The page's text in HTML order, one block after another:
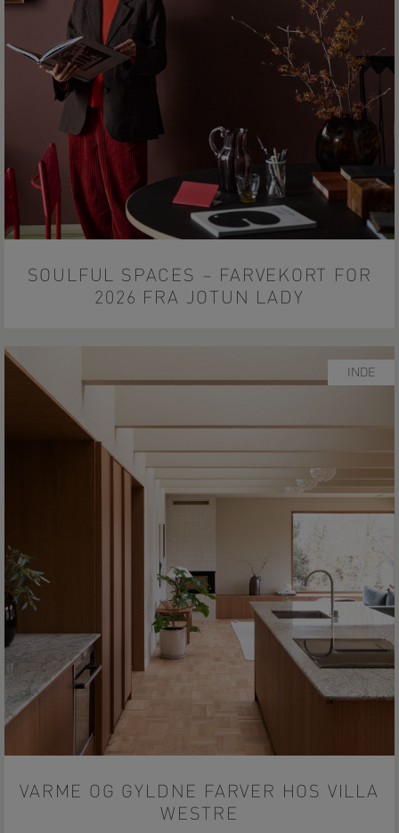
SOULFUL SPACES – FARVEKORT FOR
2026 FRA JOTUN LADY
INDE
VARME OG GYLDNE FARVER HOS VILLA
WESTRE